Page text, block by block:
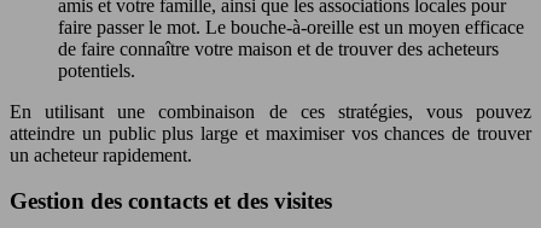
amis et votre famille, ainsi que les associations locales pour
faire passer le mot. Le bouche-à-oreille est un moyen efficace
de faire connaître votre maison et de trouver des acheteurs
potentiels.
En utilisant une combinaison de ces stratégies, vous pouvez
atteindre un public plus large et maximiser vos chances de trouver
un acheteur rapidement.
Gestion des contacts et des visites